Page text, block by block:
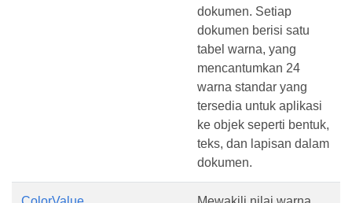
dokumen. Setiap
dokumen berisi satu
tabel warna, yang
mencantumkan 24
warna standar yang
tersedia untuk aplikasi
ke objek seperti bentuk,
teks, dan lapisan dalam
dokumen.